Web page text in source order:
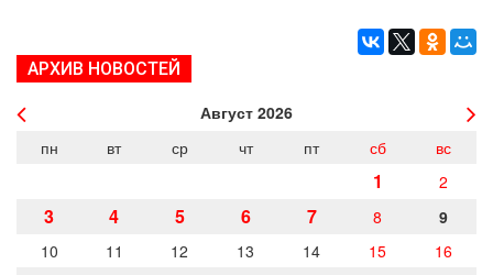
АРХИВ НОВОСТЕЙ
Август 2026
пн
вт ср чт пт сб вс
1 2
3 4 5 6 7 8
9
10
11 12 13 14 15
16